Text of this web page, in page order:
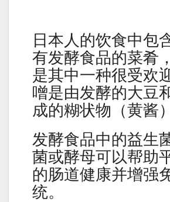
日本人的饮食中包
有发酵食品的菜肴
是其中一种很受欢
噌是由发酵的大豆
成的糊状物（黄酱
发酵食品中的益生
菌或酵母可以帮助
的肠道健康并增强
统。